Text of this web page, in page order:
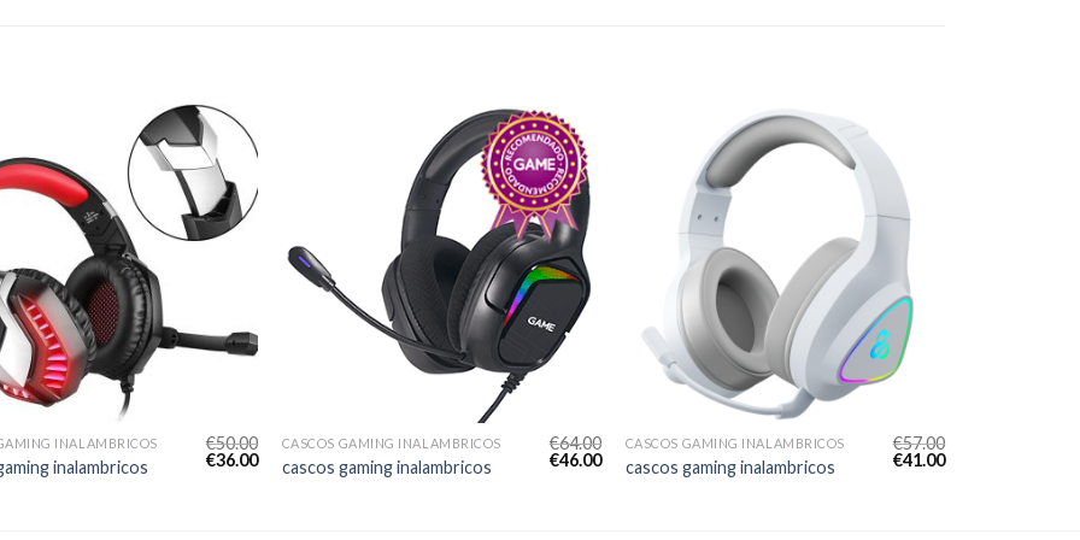
INALAMBRICOS
inalambricos
€50.00
€36.00
CASCOS GAMING INALAMBRICOS
cascos gaming inalambricos
€64.00
€46.00
CASCOS GAMING INALAMBRICOS
cascos gaming inalambricos
€57.00
€41.00